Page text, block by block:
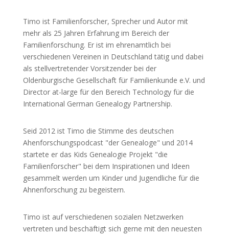
Timo ist Familienforscher, Sprecher und Autor mit
mehr als 25 Jahren Erfahrung im Bereich der
Familienforschung. Er ist im ehrenamtlich bei
verschiedenen Vereinen in Deutschland tätig und dabei
als stellvertretender Vorsitzender bei der
Oldenburgische Gesellschaft für Familienkunde e.V. und
Director at-large für den Bereich Technology für die
International German Genealogy Partnership.
Seid 2012 ist Timo die Stimme des deutschen
Ahenforschungspodcast "der Genealoge" und 2014
startete er das Kids Genealogie Projekt "die
Familienforscher" bei dem Inspirationen und Ideen
gesammelt werden um Kinder und Jugendliche für die
Ahnenforschung zu begeistern.
Timo ist auf verschiedenen sozialen Netzwerken
vertreten und beschäftigt sich gerne mit den neuesten